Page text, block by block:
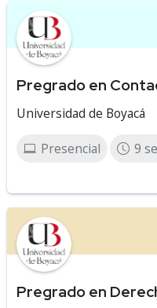
Pregrado en
Universidad de Boyacá
Presencial 9
Pregrado en